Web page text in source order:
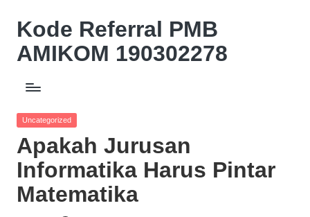
content
Kode Referral PMB
AMIKOM 190302278
Relasi
Potongan
UKT
10%
Posted
Uncategorized
Apakah Jurusan
Informatika Harus Pintar
Matematika